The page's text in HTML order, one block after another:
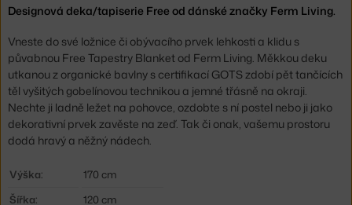
Designová deka/tapiserie Free od dánské značky Ferm Living.
Vneste do své ložnice či obývacího prvek lehkosti a klidu s
půvabnou Free Tapestry Blanket od Ferm Living. Měkkou deku
utkanou z organické bavlny s certifikací GOTS zdobí pět tančících
těl vyšitých gobelínovou technikou a jemné třásně na okraji.
Nechte ji ladně ležet na pohovce, ozdobte s ní postel nebo ji jako
dekorativní prvek zavěste na zeď. Tak či onak, vašemu prostoru
dodá hravý a něžný nádech.
Výška:
170 cm
Šířka:
120 cm